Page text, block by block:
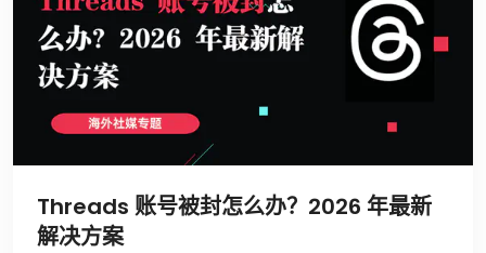
Threads 账号被封怎么办？2026 年最新
解决方案